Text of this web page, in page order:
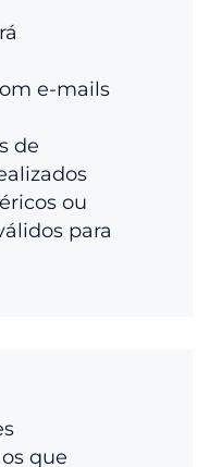
e-mails
de
ou
para
que